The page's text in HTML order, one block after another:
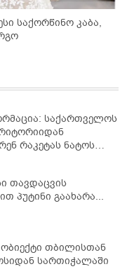
საქართველოს
რაკეტას ნატოს
თავდაცვის
პუტინი გაახარა...
თბილისთან
ახლოს ანუ კოსმოსიდან სართიჭალაში